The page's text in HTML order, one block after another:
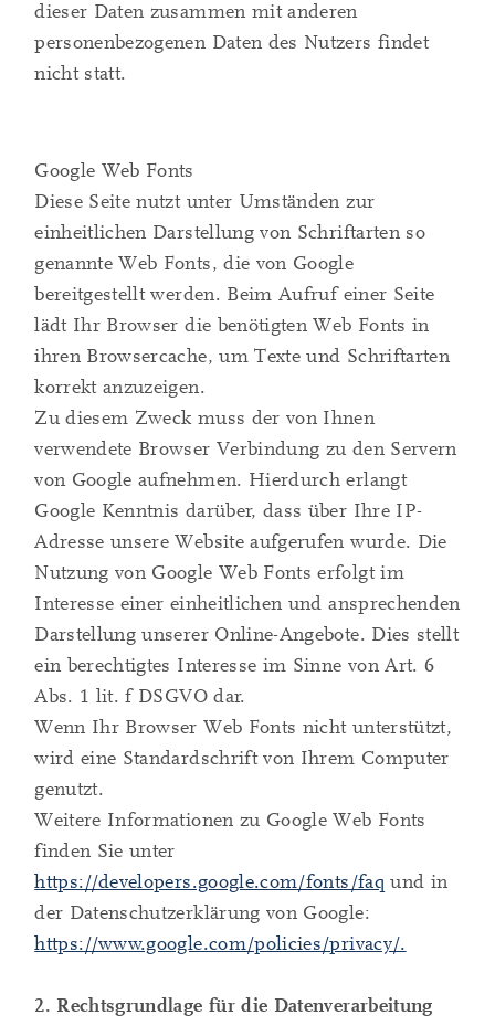
dieser Daten zusammen mit anderen
personenbezogenen Daten des Nutzers findet
nicht statt.
Google Web Fonts
Diese Seite nutzt unter Umständen zur
einheitlichen Darstellung von Schriftarten so
genannte Web Fonts, die von Google
bereitgestellt werden. Beim Aufruf einer Seite
lädt Ihr Browser die benötigten Web Fonts in
ihren Browsercache, um Texte und Schriftarten
korrekt anzuzeigen.
Zu diesem Zweck muss der von Ihnen
verwendete Browser Verbindung zu den Servern
von Google aufnehmen. Hierdurch erlangt
Google Kenntnis darüber, dass über Ihre IP-
Adresse unsere Website aufgerufen wurde. Die
Nutzung von Google Web Fonts erfolgt im
Interesse einer einheitlichen und ansprechenden
Darstellung unserer Online-Angebote. Dies stellt
ein berechtigtes Interesse im Sinne von Art. 6
Abs. 1 lit. f DSGVO dar.
Wenn Ihr Browser Web Fonts nicht unterstützt,
wird eine Standardschrift von Ihrem Computer
genutzt.
Weitere Informationen zu Google Web Fonts
finden Sie unter
https://developers.google.com/fonts/faq und in
der Datenschutzerklärung von Google:
https://www.google.com/policies/privacy/.
2. Rechtsgrundlage für die Datenverarbeitung